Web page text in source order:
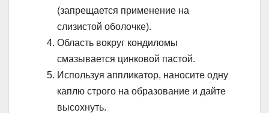
(запрещается применение на
слизистой оболочке).
Область вокруг кондиломы
смазывается цинковой пастой.
Используя аппликатор, наносите одну
каплю строго на образование и дайте
высохнуть.